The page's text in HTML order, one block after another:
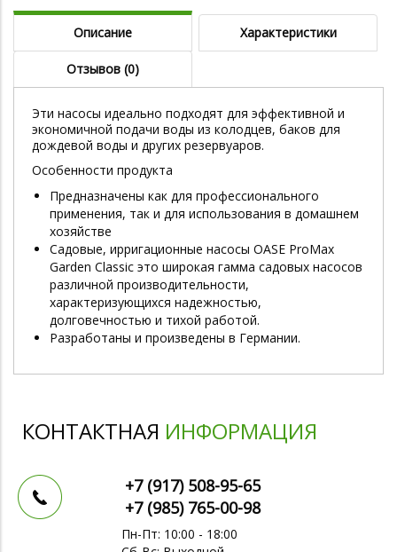
Описание Характеристики
Отзывов (0)
Эти насосы идеально подходят для эффективной и
экономичной подачи воды из колодцев, баков для
дождевой воды и других резервуаров.
Особенности продукта
Предназначены как для профессионального
применения, так и для использования в домашнем
хозяйстве
Садовые, ирригационные насосы OASE ProMax
Garden Classic это широкая гамма садовых насосов
различной производительности,
характеризующихся надежностью,
долговечностью и тихой работой.
Разработаны и произведены в Германии.
КОНТАКТНАЯ ИНФОРМАЦИЯ
+7 (917) 508-95-65
+7 (985) 765-00-98
Пн-Пт: 10:00 - 18:00